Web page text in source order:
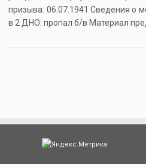
призыва: 06.07.1941 Сведения о
в 2 ДНО: пропал б/в Материал